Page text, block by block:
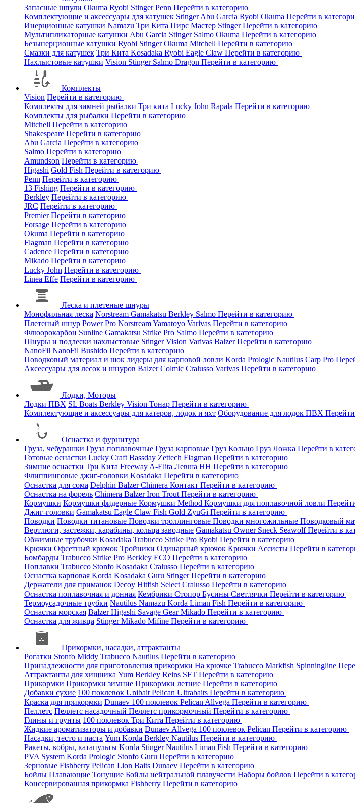
Запасные шпули Okuma Ryobi StingerPenn Перейти в категорию
Комплектующие и аксессуары для катушек StingerAbu Garcia Ryobi Okuma Перейти в
Инерционные катушки Namazu Три Кита Пирс Мастер StingerПерейти в категорию
Мультипликаторные катушки Abu Garcia Stinger Salmo Okuma Перейти в категорию
Безынерционные катушки Ryobi StingerOkuma Mitchell Перейти в категорию
Смазки для катушек Три Кита Kosadaka Ryobi Eagle Claw Перейти в категорию
Нахлыстовые катушки Vision Stinger Salmo Dragon Перейти в категорию
Комплекты
Vision Перейти в категорию
Комплекты для зимней рыбалки Три кита Lucky John Rapala Перейти в категорию
Комплекты для рыбалки Перейти в категорию
Mitchell Перейти в категорию
Shakespeare Перейти в категорию
Abu Garcia Перейти в категорию
Salmo Перейти в категорию
Amundson Перейти в категорию
Higashi Gold Fish Перейти в категорию
Penn Перейти в категорию
13 Fishing Перейти в категорию
Berkley Перейти в категорию
JRC Перейти в категорию
Premier Перейти в категорию
Forsage Перейти в категорию
Okuma Перейти в категорию
Flagman Перейти в категорию
Cadence Перейти в категорию
Mikado Перейти в категорию
Lucky John Перейти в категорию
Linea Effe Перейти в категорию
Леска и плетеные шнуры
Монофильная леска Norstream Gamakatsu Berkley Salmo Перейти в категорию
Плетеный шнур Power Pro NorstreamYamatoyo Varivas Перейти в категорию
Флюорокарбон Sunline Gamakatsu Strike Pro Salmo Перейти в категорию
Шнуры и подлески нахлыстовые StingerVision Varivas BalzerПерейти в категорию
NanoFil NanoFil Bushido Перейти в категорию
Поводковый материал и шок лидеры для карповой ловли Korda Prologic Nautilus Carp Pro
Аксессуары для лесок и шнуров BalzerColmic Cralusso Varivas Перейти в категорию
Лодки, Моторы
Лодки ПВХ SL Boats Berkley Vision Тонар Перейти в категорию
Комплектующие и аксессуары для катеров, лодок и яхт Оборудование для лодок ПВХ
Оснастка и фурнитура
Груза, чебурашки Груза поплавочные Груза карповые Груз Кольцо Груз Ложка Перейти в
Готовые оснастки Lucky Craft Bassday Zettech Flagman Перейти в категорию
Зимние оснастки Три Кита Freeway A-Elita Левша НН Перейти в категорию
Флиппинговые джиг-головки Kosadaka Перейти в категорию
Оснастка для сома Delphin BalzerChimera Контакт Перейти в категорию
Оснастка на форель Chimera BalzerIron Trout Перейти в категорию
Кормушки Кормушки фидерные Кормушки Method Кормушки для поплавочной ловли
Джиг-головки Gamakatsu Eagle Claw Fish Gold ZyuGi Перейти в категорию
Поводки Поводки титановые Поводки троллинговые Поводки многожильные Поводковый
Вертлюги, застежки, карабины, кольца заводные Gamakatsu Owner Sneck SeawolfПерейти в
Обжимные трубочки Kosadaka Trabucco Strike Pro Ryobi Перейти в категорию
Крючки Офсетный крючок Тройники Одинарный крючок Крючки Ассисты Перейти в
Бомбарды Trabucco Strike Pro Berkley ECO Перейти в категорию
Поплавки Trabucco Stonfo Kosadaka Cralusso Перейти в категорию
Оснастка карповая Korda Kosadaka Guru StingerПерейти в категорию
Держатели для приманок Decoy Hitfish Select Cralusso Перейти в категорию
Оснастка поплавочная и донная Кембрики Стопор Бусины Светлячки Перейти в категорию
Термоусадочные трубки Nautilus Namazu Korda Liman Fish Перейти в категорию
Оснастка морская BalzerHigashi Savage GearMikado Перейти в категорию
Оснастка для живца StingerMikado Mifine Перейти в категорию
Прикормки, насадки, аттрактанты
Рогатки Stonfo Middy Trabucco Nautilus Перейти в категорию
Принадлежности для приготовления прикормки На крючке Trabucco Markfish Spinningline
Аттрактанты для хищника Yum Berkley Reins SFT Перейти в категорию
Прикормки Прикормки зимние Прикормки летние Перейти в категорию
Добавки сухие 100 поклевок Unibait Pelican Ultrabaits Перейти в категорию
Краска для прикормки Dunaev 100 поклевок Pelican Allvega Перейти в категорию
Пеллетс Пеллетс насадочный Пеллетс прикормочный Перейти в категорию
Глины и грунты 100 поклевок Три Кита Перейти в категорию
Жидкие ароматизаторы и добавки Dunaev Allvega 100 поклевок Pelican Перейти в категорию
Насадки, тесто и паста Yum Korda Berkley Nautilus Перейти в категорию
Ракеты, кобры, катапульты Korda StingerNautilus Liman Fish Перейти в категорию
PVA System Korda Prologic Stonfo Guru Перейти в категорию
Зерновые Fishberry Pelican Lion Baits Dunaev Перейти в категорию
Бойлы Плавающие Тонущие Бойлы нейтральной плавучести Наборы бойлов Перейти в
Консервированная прикормка Fishberry Перейти в категорию